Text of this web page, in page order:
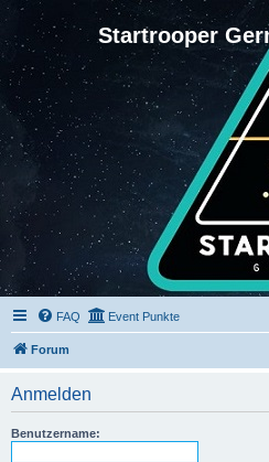
Startrooper
FAQ Event Punkte
Forum
Anmelden
Benutzername: